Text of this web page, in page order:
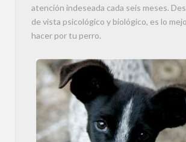
atención indeseada cada seis meses.
de vista psicológico y biológico, es lo
hacer por tu perro.